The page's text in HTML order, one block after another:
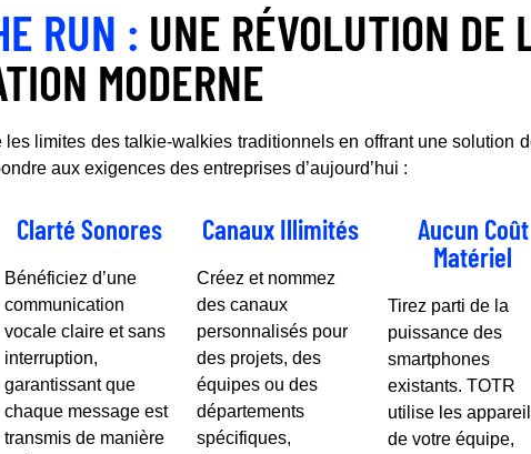
RUN : UNE RÉVOLUTION DE
MODERNE
les limites des talkie-walkies traditionnels en offrant une solution
aux exigences des entreprises d’aujourd’hui :
Clarté Sonores
Bénéficiez d’une
communication
vocale claire et sans
interruption,
garantissant que
chaque message est
transmis de manière
Canaux Illimités
Créez et nommez
des canaux
personnalisés pour
des projets, des
équipes ou des
départements
spécifiques,
Aucun Coût
Matériel
Tirez parti de la
puissance des
smartphones
existants. TOTR
utilise les
de votre équipe,